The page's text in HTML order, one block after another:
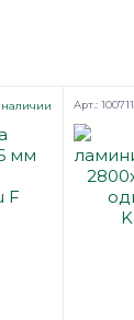
наличии Арт.: 100711